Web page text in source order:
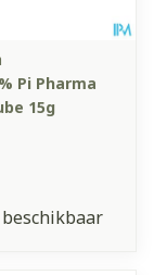
Pi Pharma
15g